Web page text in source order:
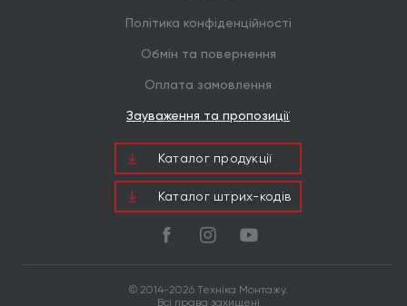
Політика конфіденційності
Обмін та повернення
Оплата замовлення
Зауваження та пропозиції
Каталог продукцiї
Каталог штрих-кодів
© 2014-2026 Техніка Монтажу.
Всі права захищені